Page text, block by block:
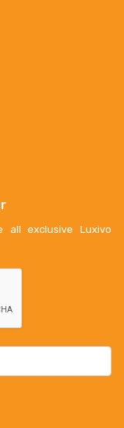
exclusive Luxivo